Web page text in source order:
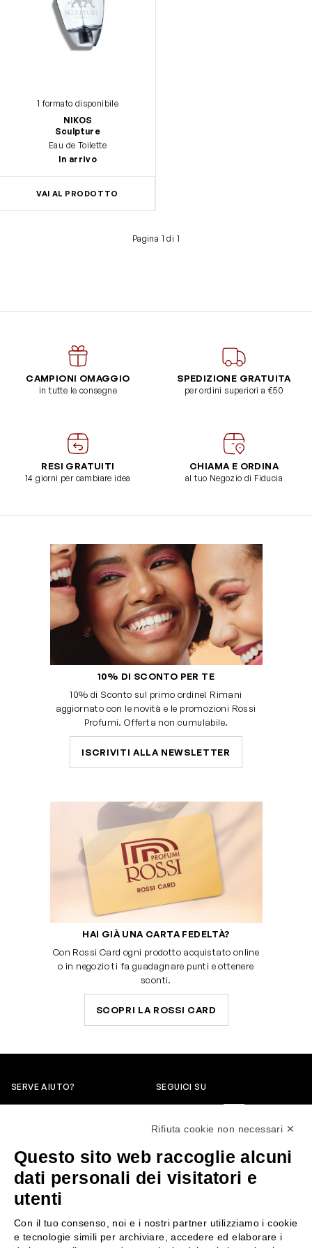
1 formato disponibile
NIKOS
Sculpture
Eau de Toilette
In arrivo
VAI AL PRODOTTO
Pagina 1 di 1
CAMPIONI OMAGGIO
in tutte le consegne
SPEDIZIONE GRATUITA
per ordini superiori a €50
RESI GRATUITI
14 giorni per cambiare idea
CHIAMA E ORDINA
al tuo Negozio di Fiducia
10% DI SCONTO PER TE
10% di Sconto sul primo ordine! Rimani
aggiornato con le novità e le promozioni Rossi
Profumi. Offerta non cumulabile.
ISCRIVITI ALLA NEWSLETTER
HAI GIÀ UNA CARTA FEDELTÀ?
Con Rossi Card ogni prodotto acquistato online
o in negozio ti fa guadagnare punti e ottenere
sconti.
SCOPRI LA ROSSI CARD
SERVE AIUTO?
servizioclienti@rossiprofumi.it
SEGUICI SU
SERVIZIO CLIENTI
Resi e rimborsi
Chi siamo
Rifiuta cookie non necessari ✕
Questo sito web raccoglie alcuni
dati personali dei visitatori e
utenti
Con il tuo consenso, noi e i nostri partner utilizziamo i cookie
e tecnologie simili per archiviare, accedere ed elaborare i